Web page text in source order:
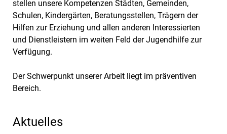
stellen unsere Kompetenzen Städten, Gemeinden,
Schulen, Kindergärten, Beratungsstellen, Trägern der
Hilfen zur Erziehung und allen anderen Interessierten
und Dienstleistern im weiten Feld der Jugendhilfe zur
Verfügung.
Der Schwerpunkt unserer Arbeit liegt im präventiven
Bereich.
Aktuelles